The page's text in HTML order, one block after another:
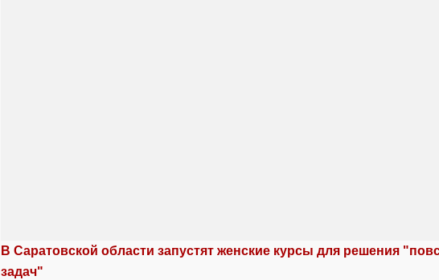
В Саратовской области запустят женские курсы для решения
задач"